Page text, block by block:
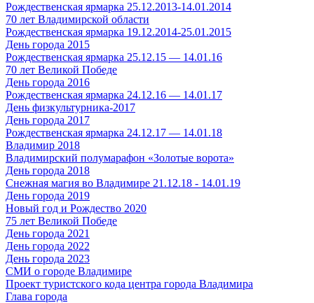
Рождественская ярмарка 25.12.2013-14.01.2014
70 лет Владимирской области
Рождественская ярмарка 19.12.2014-25.01.2015
День города 2015
Рождественская ярмарка 25.12.15 — 14.01.16
70 лет Великой Победе
День города 2016
Рождественская ярмарка 24.12.16 — 14.01.17
День физкультурника-2017
День города 2017
Рождественская ярмарка 24.12.17 — 14.01.18
Владимир 2018
Владимирский полумарафон «Золотые ворота»
День города 2018
Снежная магия во Владимире 21.12.18 - 14.01.19
День города 2019
Новый год и Рождество 2020
75 лет Великой Победе
День города 2021
День города 2022
День города 2023
СМИ о городе Владимире
Проект туристского кода центра города Владимира
Глава города